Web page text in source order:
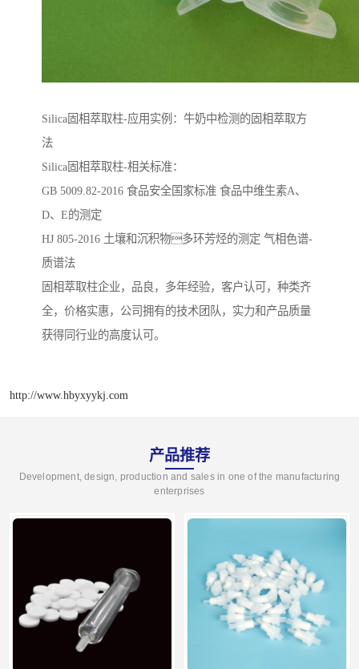
Silica固相萃取柱-应用实例：牛奶中检测的固相萃取方
法
Silica固相萃取柱-相关标准：
GB 5009.82-2016 ⻝品安全国家标准 ⻝品中维⽣素A、
D、E的测定
HJ 805-2016 ⼟壤和沉积物多环芳烃的测定 ⽓相⾊谱-
质谱法
固相萃取柱企业，品良，多年经验，客户认可，种类齐
全，价格实惠，公司拥有的技术团队，实力和产品质量
获得同行业的高度认可。
http://www.hbyxyykj.com
产品推荐
Development, design, production and sales in one of the manufacturing
enterprises